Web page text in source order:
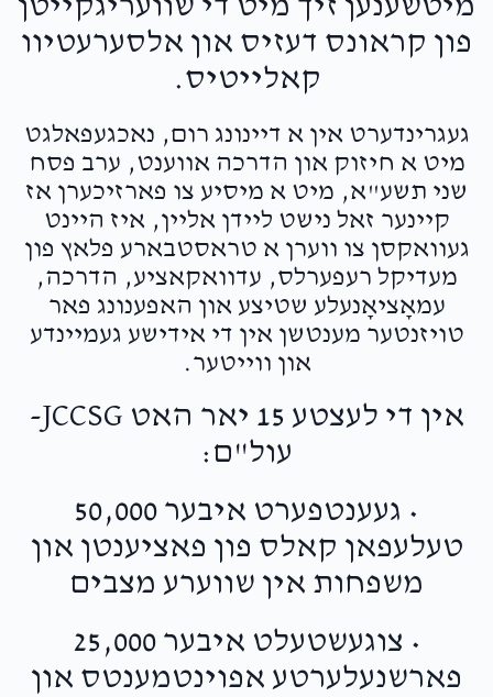
Joseph Zwiebel Yakov Chaim Weiss
2 months ago $52.00
Keep up the good work in all aspects you are
מיטשענען זיך מיט די שוועריגקייטן
פון קראונס דעזיס און אלסערעטיוו
קאלייטיס.
געגרינדערט אין א דיינונג רום, נאכגעפאלגט
מיט א חיזוק און הדרכה אווענט, ערב פסח
שני תשע"א, מיט א מיסיע צו פארזיכערן אז
קיינער זאל נישט ליידן אליין, איז היינט
געוואקסן צו ווערן א טראסטבארע פלאץ פון
מעדיקל רעפערלס, עדוואקאציע, הדרכה,
עמאָציאָנעלע שטיצע און האפענונג פאר
טויזנטער מענטשן אין די אידישע געמיינדע
און ווייטער.
אין די לעצטע 15 יאר האט JCCSG-
עול"ם:
• געענטפערט איבער 50,000
טעלעפאן קאלס פון פאציענטן און
משפחות אין שווערע מצבים
• צוגעשטעלט איבער 25,000
פארשנעלערטע אפוינטמענטס און